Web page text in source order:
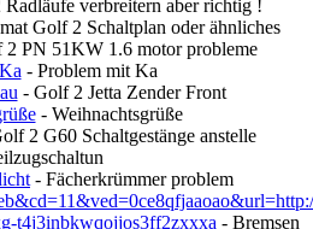
verbreitern aber richtig !
Golf 2 Schaltplan oder ähnliches
2 PN 51KW 1.6 motor probleme
- Problem mit Ka
- Golf 2 Jetta Zender Front
- Weihnachtsgrüße
2 G60 Schaltgestänge anstelle
- Fächerkrümmer problem
t4j3inbkwqojjos3ff2zxxxa - Bremsen